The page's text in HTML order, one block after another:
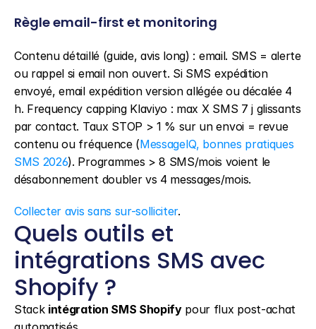
Règle email-first et monitoring
Contenu détaillé (guide, avis long) : email. SMS = alerte
ou rappel si email non ouvert. Si SMS expédition
envoyé, email expédition version allégée ou décalée 4
h. Frequency capping Klaviyo : max X SMS 7 j glissants
par contact. Taux STOP > 1 % sur un envoi = revue
contenu ou fréquence (MessageIQ, bonnes pratiques
SMS 2026). Programmes > 8 SMS/mois voient le
désabonnement doubler vs 4 messages/mois.
Collecter avis sans sur-solliciter.
Quels outils et
intégrations SMS avec
Shopify ?
Stack intégration SMS Shopify pour flux post-achat